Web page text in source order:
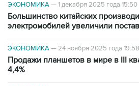
ЭКОНОМИКА—1 декабря 2025 года 15:50
Большинство китайских
электромобилей увеличили
ЭКОНОМИКА—24 ноября 2025 года 19:58
Продажи планшетов в мире в III
4,4%